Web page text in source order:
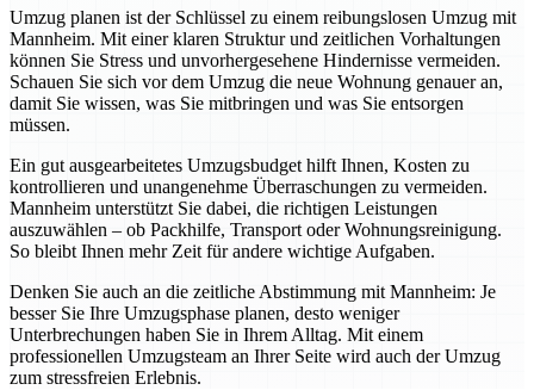
Umzug planen ist der Schlüssel zu einem reibungslosen Umzug mit
Mannheim. Mit einer klaren Struktur und zeitlichen Vorhaltungen
können Sie Stress und unvorhergesehene Hindernisse vermeiden.
Schauen Sie sich vor dem Umzug die neue Wohnung genauer an,
damit Sie wissen, was Sie mitbringen und was Sie entsorgen
müssen.
Ein gut ausgearbeitetes Umzugsbudget hilft Ihnen, Kosten zu
kontrollieren und unangenehme Überraschungen zu vermeiden.
Mannheim unterstützt Sie dabei, die richtigen Leistungen
auszuwählen – ob Packhilfe, Transport oder Wohnungsreinigung.
So bleibt Ihnen mehr Zeit für andere wichtige Aufgaben.
Denken Sie auch an die zeitliche Abstimmung mit Mannheim: Je
besser Sie Ihre Umzugsphase planen, desto weniger
Unterbrechungen haben Sie in Ihrem Alltag. Mit einem
professionellen Umzugsteam an Ihrer Seite wird auch der Umzug
zum stressfreien Erlebnis.